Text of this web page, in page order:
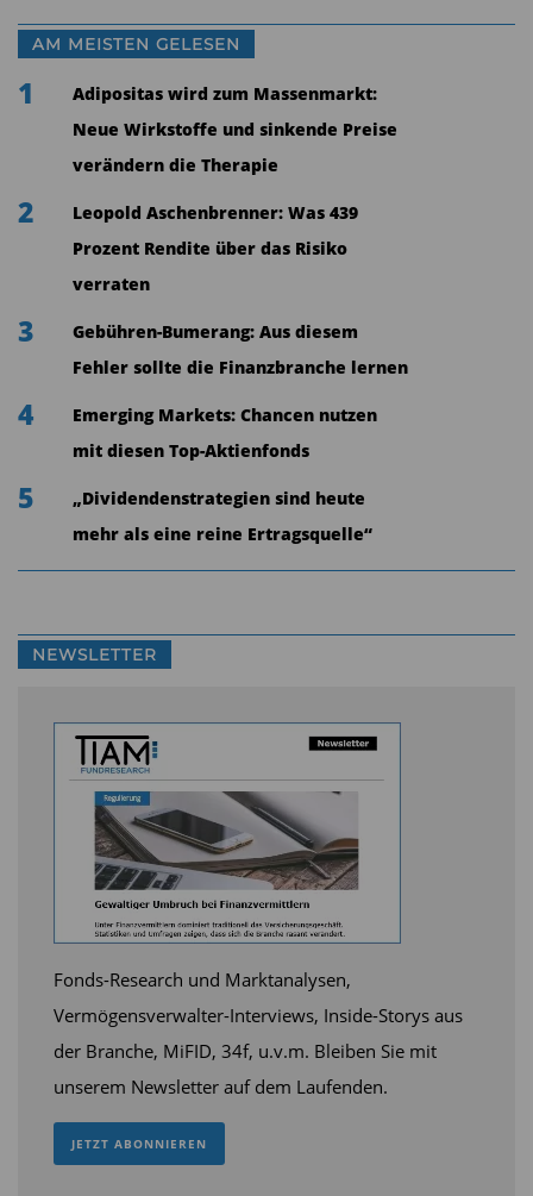
2004 einen Banksparplan bei der Deutschen
Bank abgeschlossen hatte, konnte sich zum
Jahreswechsel über einen Staffelzins von anfangs
auf 4,1 Prozent anstieg. Das Angebot war damals
das Beste am Markt. Bundesanleihen warfen
damals noch mehr als vier Prozent ab – ein heute
kaum noch vorstellbarer Wert.
Quelle: BVI.
Die aktuellen Zahlen aus der BVI-Statistik zeigen:
Über einen Zeitraum von zehn Jahren schlägt das
Fondssparen langfristig jedes Sparbuch. Wer in
dieser Zeit regelmäßig zum Beispiel in
Aktienfonds mit dem Schwerpunkt Deutschland
eingezahlt hat, konnte eine durchschnittliche
Rendite von 7,3 Prozent per annum erzielen.
Globale Aktienfonds brachten durchschnittlich
AM MEISTEN GELESEN
1
Adipositas wird zum Massenmarkt:
Neue Wirkstoffe und sinkende Preise
verändern die Therapie
2
Leopold Aschenbrenner: Was 439
Prozent Rendite über das Risiko
verraten
3
Gebühren-Bumerang: Aus diesem
Fehler sollte die Finanzbranche lernen
4
Emerging Markets: Chancen nutzen
mit diesen Top-Aktienfonds
5
„Dividendenstrategien sind heute
mehr als eine reine Ertragsquelle“
NEWSLETTER
Fonds-Research und Marktanalysen,
Vermögensverwalter-Interviews, Inside-Storys aus
der Branche, MiFID, 34f, u.v.m. Bleiben Sie mit
unserem Newsletter auf dem Laufenden.
JETZT ABONNIEREN